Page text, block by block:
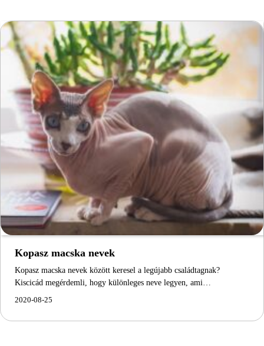
Kopasz macska nevek
Kopasz macska nevek között keresel a legújabb családtagnak?
Kiscicád megérdemli, hogy különleges neve legyen, ami…
2020-08-25